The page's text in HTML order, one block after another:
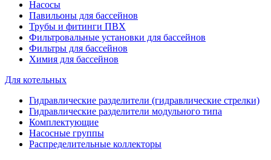
Насосы
Павильоны для бассейнов
Трубы и фитинги ПВХ
Фильтровальные установки для бассейнов
Фильтры для бассейнов
Химия для бассейнов
Для котельных
Гидравлические разделители (гидравлические стрелки)
Гидравлические разделители модульного типа
Комплектующие
Насосные группы
Распределительные коллекторы